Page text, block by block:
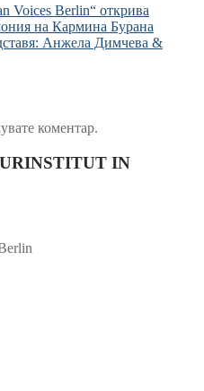
Voices Berlin“ открива
на Кармина Бурана
Анжела Димчева &
коментар.
IN